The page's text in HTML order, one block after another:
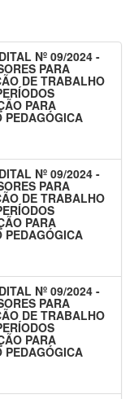
Nº 09/2024 -
PARA
DE TRABALHO
PARA
PEDAGÓGICA
Nº 09/2024 -
PARA
DE TRABALHO
PARA
PEDAGÓGICA
Nº 09/2024 -
PARA
DE TRABALHO
PARA
PEDAGÓGICA